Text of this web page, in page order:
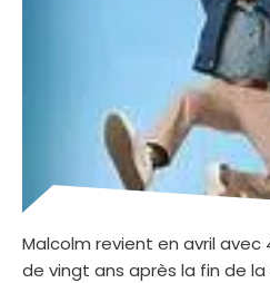
Malcolm revient en avril avec
de vingt ans après la fin de la